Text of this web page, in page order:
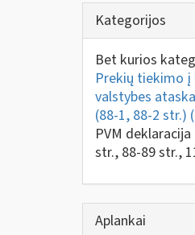
Kategorijos
Bet kurios
Prekių tiekimo į
valstybes
(88-1, 88-2 str.)
PVM
str., 88-89 str.,
Aplankai